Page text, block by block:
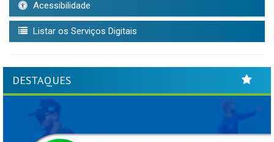
Acessibilidade
Listar os Serviços Digitais
DESTAQUES